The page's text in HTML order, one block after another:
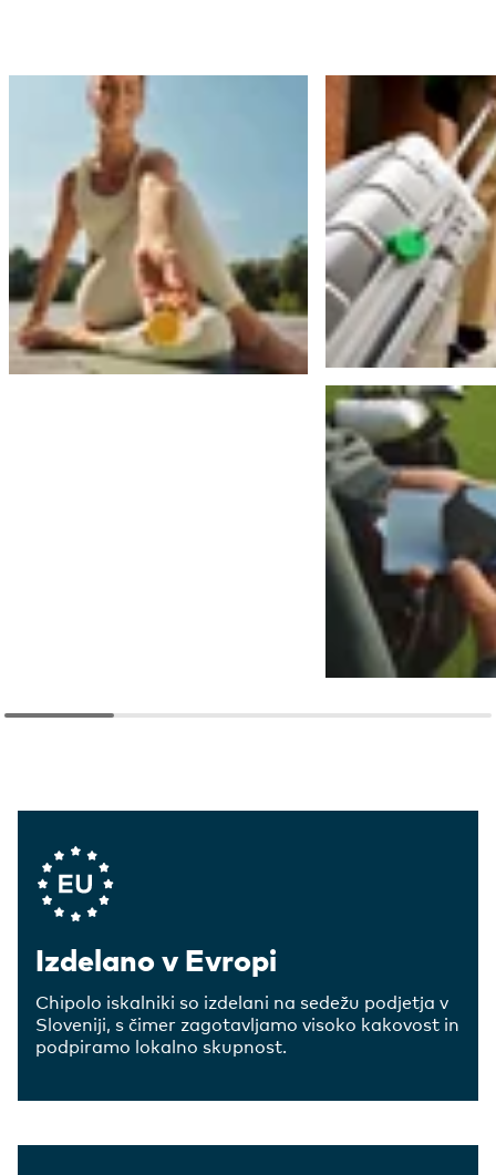
Company Values
Izdelano v Evropi
Chipolo iskalniki so izdelani na sedežu podjetja v
Sloveniji, s čimer zagotavljamo visoko kakovost in
podpiramo lokalno skupnost.